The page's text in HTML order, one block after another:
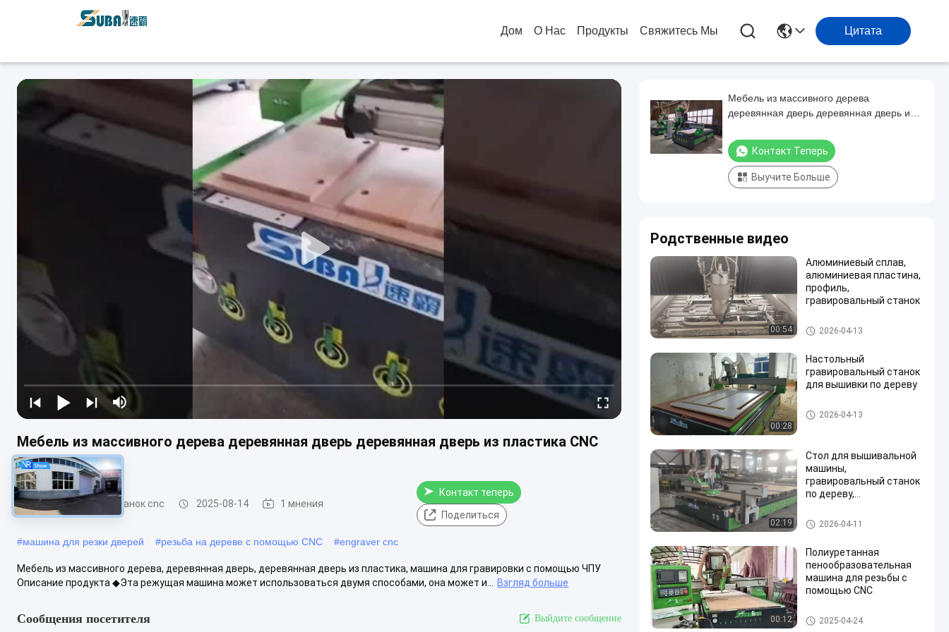
Дом О Нас Продукты Свяжитесь Мы Цитата
Мебель из массивного дерева деревянная дверь деревянная дверь из пластика CNC
гравюра
гравировальный станок cnc 2025-08-14 1 мнения
Контакт теперь
Поделиться
#машина для резки дверей #резьба на дереве с помощью CNC #engraver cnc
Мебель из массивного дерева, деревянная дверь, деревянная дверь из пластика, машина для гравировки с помощью ЧПУ
Описание продукта ◆Эта режущая машина может использоваться двумя способами, она может и...
Взгляд больше
Сообщения посетителя Выйдите сообщение
Мебель из массивного дерева
деревянная дверь деревянная дверь из
Контакт Теперь
Выучите Больше
Родственные видео
00:54
Алюминиевый сплав,
алюминиевая пластина,
профиль,
гравировальный станок
гравировальный станок cnc
2026-04-13
00:28
Настольный
гравировальный станок
для вышивки по дереву
гравировальный станок cnc
2026-04-13
02:19
Стол для вышивальной
машины,
гравировальный станок
по дереву,
по дереву
гравировальный станок cnc
2026-04-11
00:12
Полиуретанная
пенообразовательная
машина для резьбы с
помощью CNC
гравировальный станок cnc
2025-04-24